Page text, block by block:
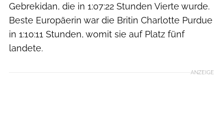
Gebrekidan, die in 1:07:22 Stunden Vierte wurde.
Beste Europäerin war die Britin Charlotte Purdue
in 1:10:11 Stunden, womit sie auf Platz fünf
landete.
ANZEIGE